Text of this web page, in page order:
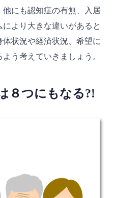
にも認知症の有無、入居
より大きな違いがあると
状況や経済状況、希望に
う考えていきましょう。
８つにもなる?!